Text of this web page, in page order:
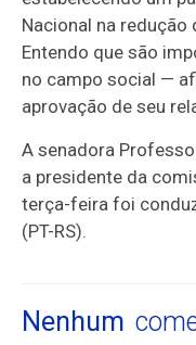
Nacional na
Entendo que são
no campo social —
aprovação de seu
A senadora
a presidente da
terça-feira foi
(PT-RS).
Nenhum